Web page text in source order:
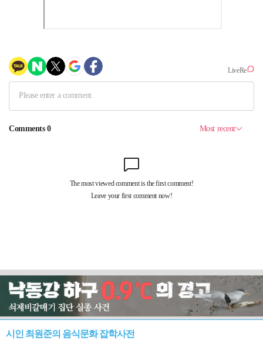
시인 최원준의 음식문화 잡학사전